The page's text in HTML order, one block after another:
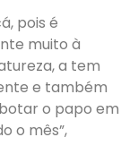
pois é
muito à
a tem
e também
o papo em
o mês”,